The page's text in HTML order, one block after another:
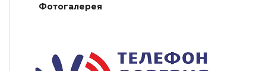
Фотогалерея